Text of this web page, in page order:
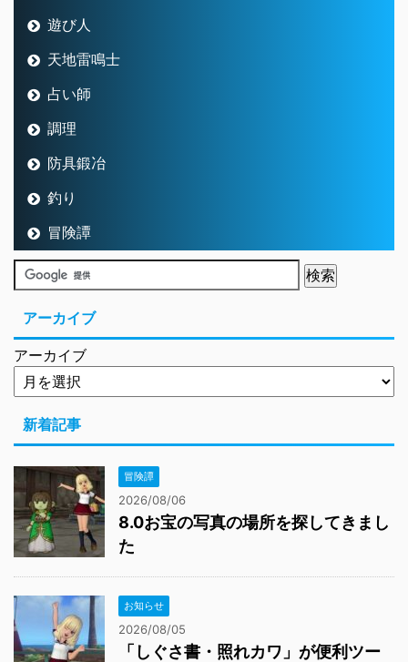
遊び人
天地雷鳴士
占い師
調理
防具鍛冶
釣り
冒険譚
アーカイブ
アーカイブ
新着記事
冒険譚
2026/08/06
8.0お宝の写真の場所を探してきまし
た
お知らせ
2026/08/05
「しぐさ書・照れカワ」が便利ツー